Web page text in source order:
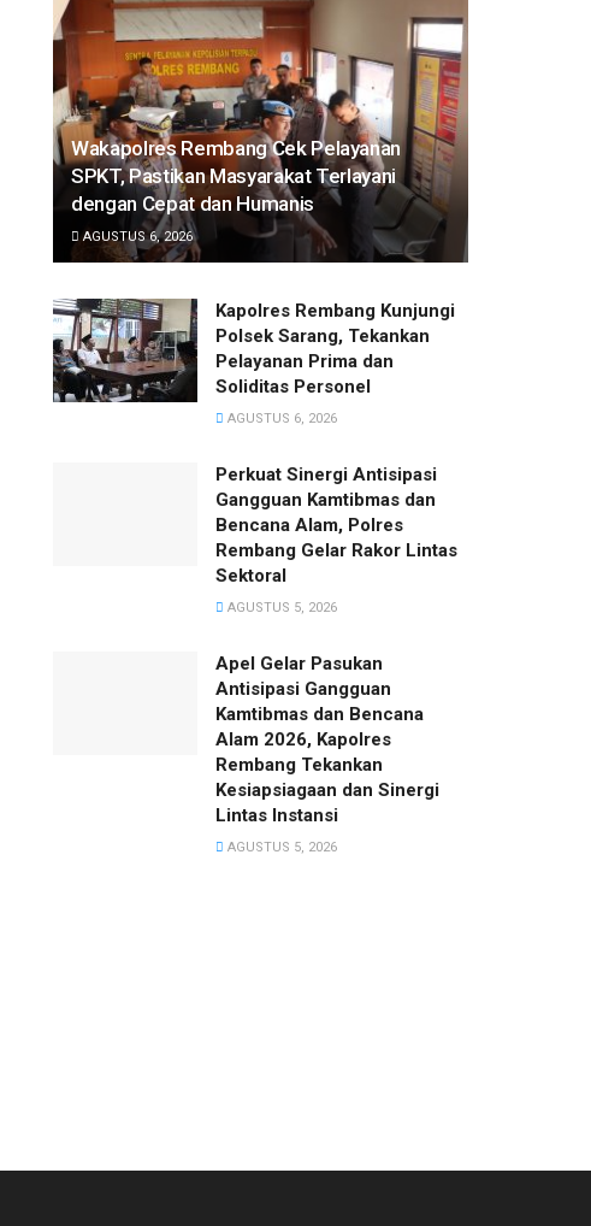
Wakapolres Rembang Cek Pelayanan
SPKT, Pastikan Masyarakat Terlayani
dengan Cepat dan Humanis
AGUSTUS 6, 2026
Kapolres Rembang Kunjungi
Polsek Sarang, Tekankan
Pelayanan Prima dan
Soliditas Personel
AGUSTUS 6, 2026
Perkuat Sinergi Antisipasi
Gangguan Kamtibmas dan
Bencana Alam, Polres
Rembang Gelar Rakor Lintas
Sektoral
AGUSTUS 5, 2026
Apel Gelar Pasukan
Antisipasi Gangguan
Kamtibmas dan Bencana
Alam 2026, Kapolres
Rembang Tekankan
Kesiapsiagaan dan Sinergi
Lintas Instansi
AGUSTUS 5, 2026